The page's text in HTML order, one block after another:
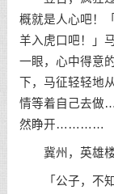
概就是人心吧！
羊入虎口吧！」
一眼，心中得意
下，马征轻轻地
情等着自己去做
然睁开…………
冀州，英雄
「公子，不知